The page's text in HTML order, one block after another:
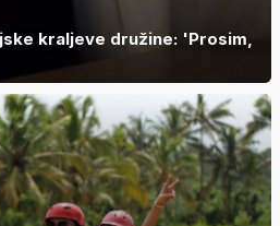
kraljeve družine: 'Prosim,